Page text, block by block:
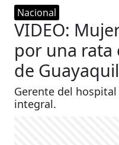
Nacional
VIDEO:
por una rata
de Guayaquil
Gerente del
integral.